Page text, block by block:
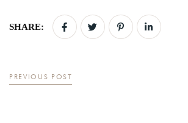
SHARE:
PREVIOUS POST